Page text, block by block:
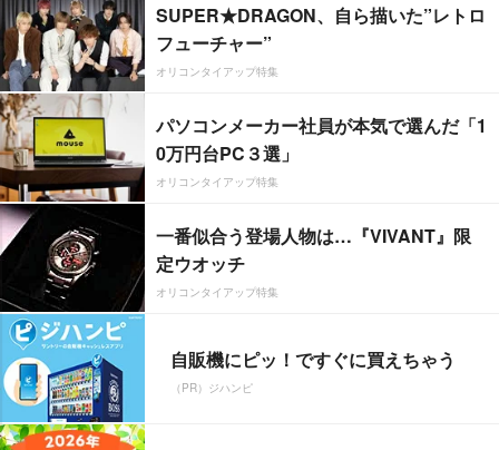
SUPER★DRAGON、自ら描いた”レトロ
フューチャー”
オリコンタイアップ特集
パソコンメーカー社員が本気で選んだ「1
0万円台PC３選」
オリコンタイアップ特集
一番似合う登場人物は…『VIVANT』限
定ウオッチ
オリコンタイアップ特集
自販機にピッ！ですぐに買えちゃう
（PR）ジハンピ